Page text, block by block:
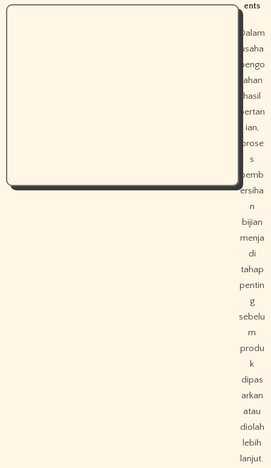
ents
Dalam
usaha
pengo
lahan
hasil
pertan
ian,
prose
s
pemb
ersiha
n
bijian
menja
di
tahap
pentin
g
sebelu
m
produ
k
dipas
arkan
atau
diolah
lebih
lanjut.